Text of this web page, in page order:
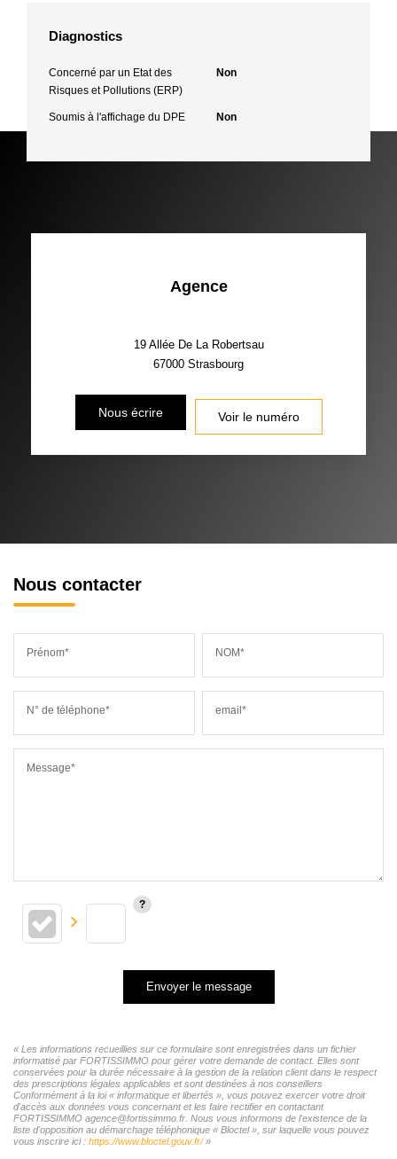
Diagnostics
Concerné par un Etat des
Risques et Pollutions (ERP)
Non
Soumis à l'affichage du DPE Non
Agence
19 Allée De La Robertsau
67000 Strasbourg
Nous écrire Voir le numéro
Nous contacter
Prénom* NOM*
N° de téléphone* email*
Message*
Envoyer le message
« Les informations recueillies sur ce formulaire sont enregistrées dans un fichier
informatisé par FORTISSIMMO pour gérer votre demande de contact. Elles sont
conservées pour la durée nécessaire à la gestion de la relation client dans le respect
des prescriptions légales applicables et sont destinées à nos conseillers
Conformément à la loi « informatique et libertés », vous pouvez exercer votre droit
d'accès aux données vous concernant et les faire rectifier en contactant
FORTISSIMMO agence@fortissimmo.fr. Nous vous informons de l'existence de la
liste d'opposition au démarchage téléphonique « Bloctel », sur laquelle vous pouvez
vous inscrire ici : https://www.bloctel.gouv.fr/»